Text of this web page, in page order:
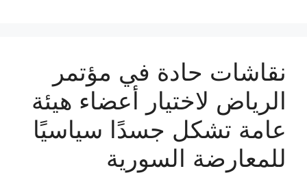
نقاشات حادة في مؤتمر
الرياض لاختيار أعضاء هيئة
عامة تشكل جسدًا سياسيًا
للمعارضة السورية